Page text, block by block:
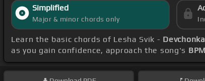
Simplified
Major & minor chords only
Learn the basic chords of Lesha Svik -
as you gain confidence, approach the song's